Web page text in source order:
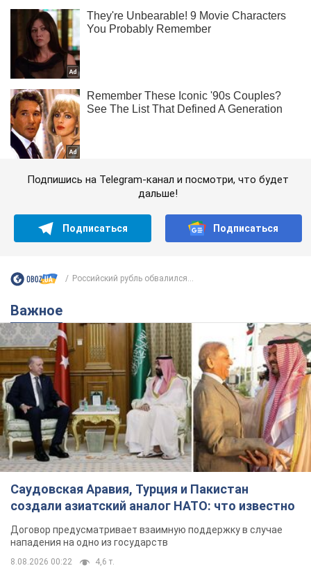
Подпишись на Telegram-канал и посмотри, что будет
дальше!
Подписаться Подписаться
Российский рубль обвалился...
Важное
Саудовская Аравия, Турция и Пакистан
создали азиатский аналог НАТО: что известно
Договор предусматривает взаимную поддержку в случае
нападения на одно из государств
8.08.2026 00:22 4,6 т.